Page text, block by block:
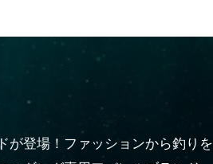
が登場！ファッションから釣りを